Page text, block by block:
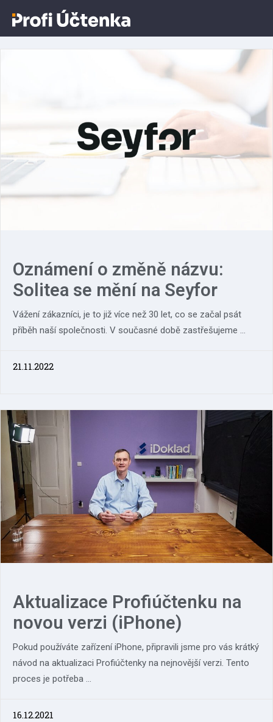
Aktuálně o Profiúčtence
Oznámení o změně názvu:
Solitea se mění na Seyfor
Vážení zákazníci, je to již více než 30 let, co se začal psát
příběh naší společnosti. V současné době zastřešujeme ...
21.11.2022
Aktualizace Profiúčtenku na
novou verzi (iPhone)
Pokud používáte zařízení iPhone, připravili jsme pro vás krátký
návod na aktualizaci Profiúčtenky na nejnovější verzi. Tento
proces je potřeba ...
16.12.2021